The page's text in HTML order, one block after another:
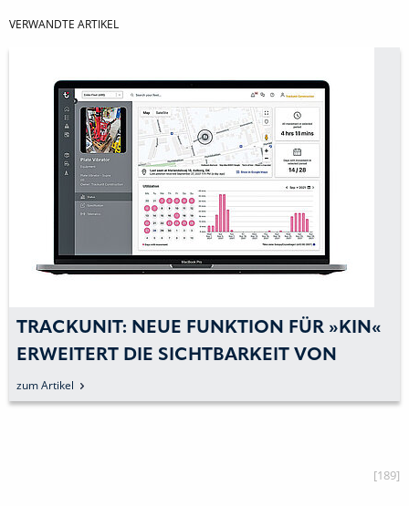
VERWANDTE ARTIKEL
TRACKUNIT: NEUE FUNKTION FÜR »KIN«
ERWEITERT DIE SICHTBARKEIT VON
GERÄTEAUSLASTUNGEN
zum Artikel
[189]